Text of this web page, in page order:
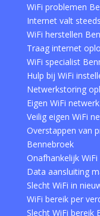
WiFi problemen
Internet valt
WiFi herstellen
Traag internet
WiFi specialist
Hulp bij WiFi
Netwerkstoring
Eigen WiFi
Veilig eigen WiFi
Overstappen van
Bennebroek
Onafhankelijk
Data aansluiting
Slecht WiFi in
WiFi bereik per
Slecht WiFi bereik